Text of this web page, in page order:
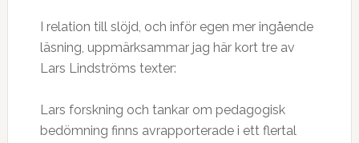
I relation till slöjd, och inför egen mer ingående
läsning, uppmärksammar jag här kort tre av
Lars Lindströms texter:
Lars forskning och tankar om pedagogisk
bedömning finns avrapporterade i ett flertal